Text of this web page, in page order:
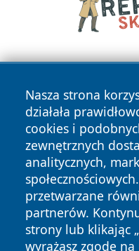
Nasza strona
działała
cookies i
zewnętrznych
analitycznych,
przetwarzane
partnerów.
strony lub klikając
wyrażasz zgodę
Copyright © 2026
zastrzeżone.
News Autorzy